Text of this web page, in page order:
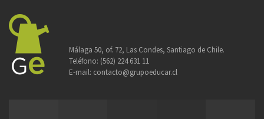
Málaga 50, of. 72, Las Condes, Santiago de Chile.
Teléfono: (562) 224 631 11
E-mail: contacto@grupoeducar.cl